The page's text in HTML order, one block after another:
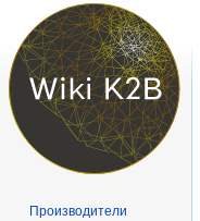
Производители